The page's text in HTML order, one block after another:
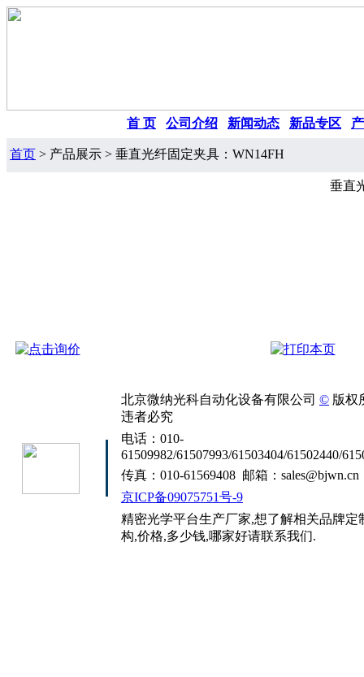
首 页 公司介绍 新闻动态 新品专区
首页 > 产品展示 > 垂直光纤固定夹具：WN14FH
垂直
北京微纳光科自动化设备有限公司 © 版权
违者必究
电话：010-
61509982/61507993/61503404/61502440/
传真：010-61569408 邮箱：sales@bjwn.cn
京ICP备09075751号-9
精密光学平台生产厂家,想了解相关品牌定
构,价格,多少钱,哪家好请联系我们.